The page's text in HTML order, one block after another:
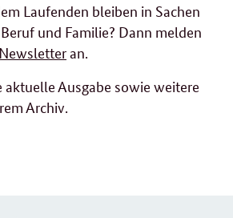
Laufenden bleiben in Sachen
und Familie? Dann melden
Newsletteran.
aktuelle Ausgabe sowie weitere
Archiv.